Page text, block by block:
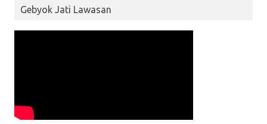
Gebyok Jati Lawasan